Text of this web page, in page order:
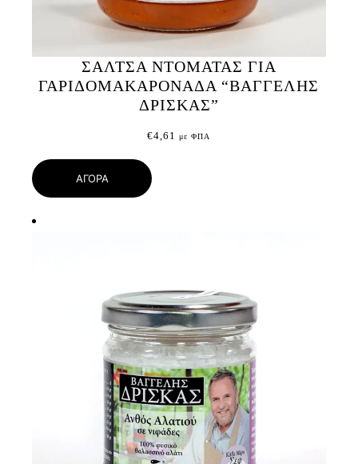
ΣΑΛΤΣΑ ΝΤΟΜΑΤΑΣ ΓΙΑ
ΓΑΡΙΔΟΜΑΚΑΡΟΝΑΔΑ “ΒΑΓΓΕΛΗΣ
ΔΡΙΣΚΑΣ”
€4,61 με ΦΠΑ
ΑΓΟΡΑ